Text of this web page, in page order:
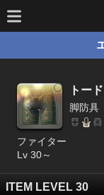
トー
脚防具
ファイター
Lv 30～
ITEM LEVEL 30